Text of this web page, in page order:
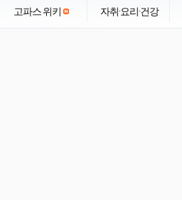
고파스 위키
자취·요리·건강